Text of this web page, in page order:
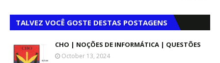
TALVEZ VOCÊ GOSTE DESTAS POSTAGENS
CHO | NOÇÕES DE INFORMÁTICA | QUESTÕES
October 13, 2024